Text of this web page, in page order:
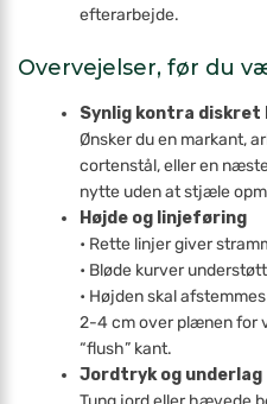
efterarbejde.
Overvejelser, før du
Synlig kontra diskret
Ønsker du en markant,
cortenstål, eller en
nytte uden at stjæle
Højde og linjeføring
• Rette linjer giver
• Bløde kurver
• Højden skal
2-4 cm over plænen for
“flush” kant.
Jordtryk og underlag